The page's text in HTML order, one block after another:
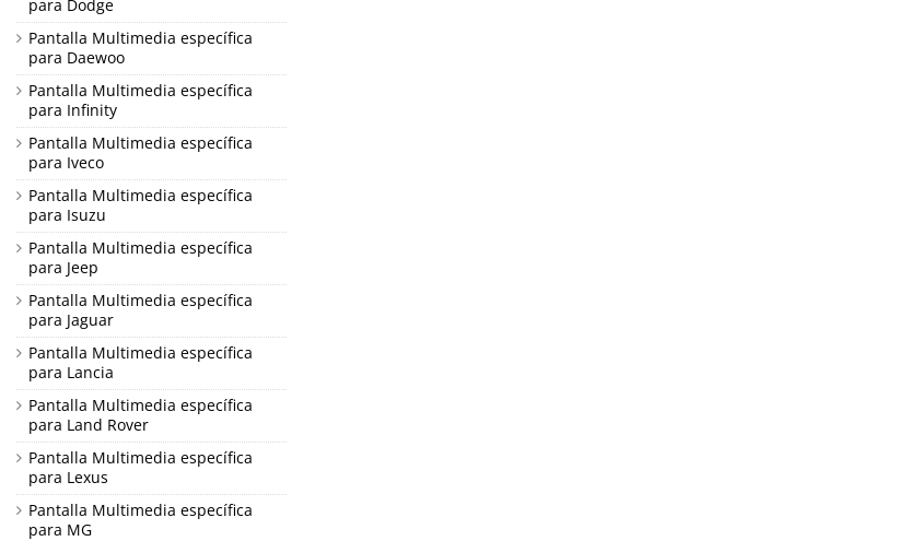
para Dodge
Pantalla Multimedia específica
para Daewoo
Pantalla Multimedia específica
para Infinity
Pantalla Multimedia específica
para Iveco
Pantalla Multimedia específica
para Isuzu
Pantalla Multimedia específica
para Jeep
Pantalla Multimedia específica
para Jaguar
Pantalla Multimedia específica
para Lancia
Pantalla Multimedia específica
para Land Rover
Pantalla Multimedia específica
para Lexus
Pantalla Multimedia específica
para MG